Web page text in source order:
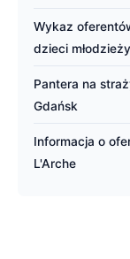
Wykaz
dzieci
Pantera na
Gdańsk
Informacja o
L'Arche